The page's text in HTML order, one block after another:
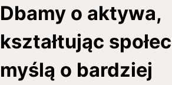
Dbamy o aktywa,
kształtując
myślą o bardziej